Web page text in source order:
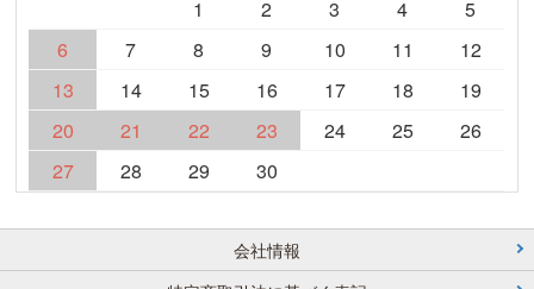
1
2 3 4
5
6
7 8 9 10 11
12
13
14 15 16 17 18
19
20
21 22 23 24 25
26
27
28 29 30
会社情報